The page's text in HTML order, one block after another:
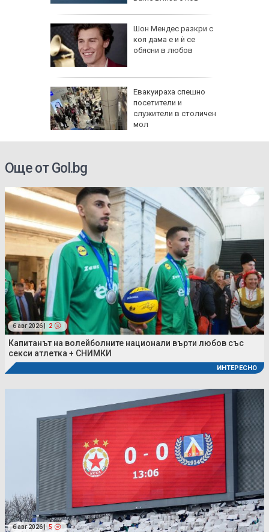
Шон Мендес разкри с
коя дама е и ѝ се
обясни в любов
Евакуираха спешно
посетители и
служители в столичен
мол
Още от Gol.bg
6 авг 2026 | 2
Капитанът на волейболните национали върти любов със
секси атлетка + СНИМКИ
ИНТЕРЕСНО
6 авг 2026 | 5